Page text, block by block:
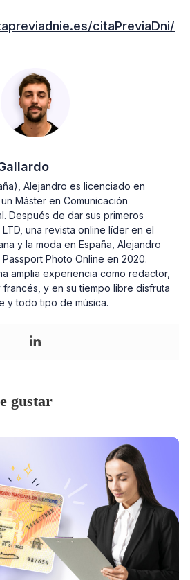
citaPreviaDni/
Alejandro es licenciado en
Máster en Comunicación
Después de dar sus primeros
una revista online líder en el
y la moda en España, Alejandro
Photo Online en 2020.
amplia experiencia como redactor,
y en su tiempo libre disfruta
y todo tipo de música.
gustar